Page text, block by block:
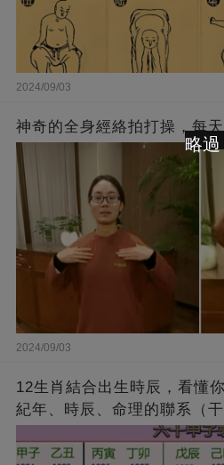
2024/09/03
神奇的全身經絡拍打操，每
2024/09/03
12生肖結合出生時辰，看懂
紀年、時辰、命理的聯系（干
略過